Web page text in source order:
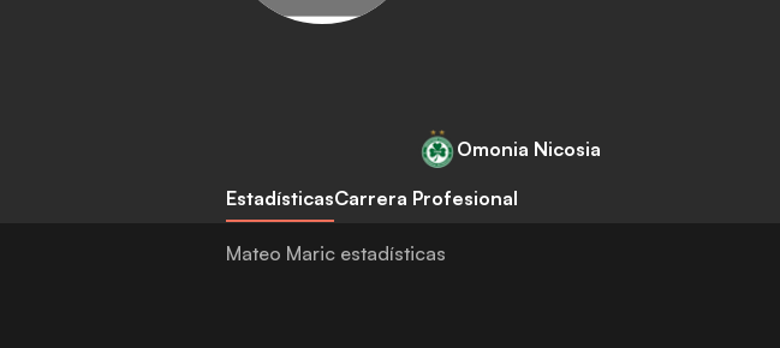
Omonia Nicosia
EstadísticasCarrera Profesional
Mateo Maric estadísticas